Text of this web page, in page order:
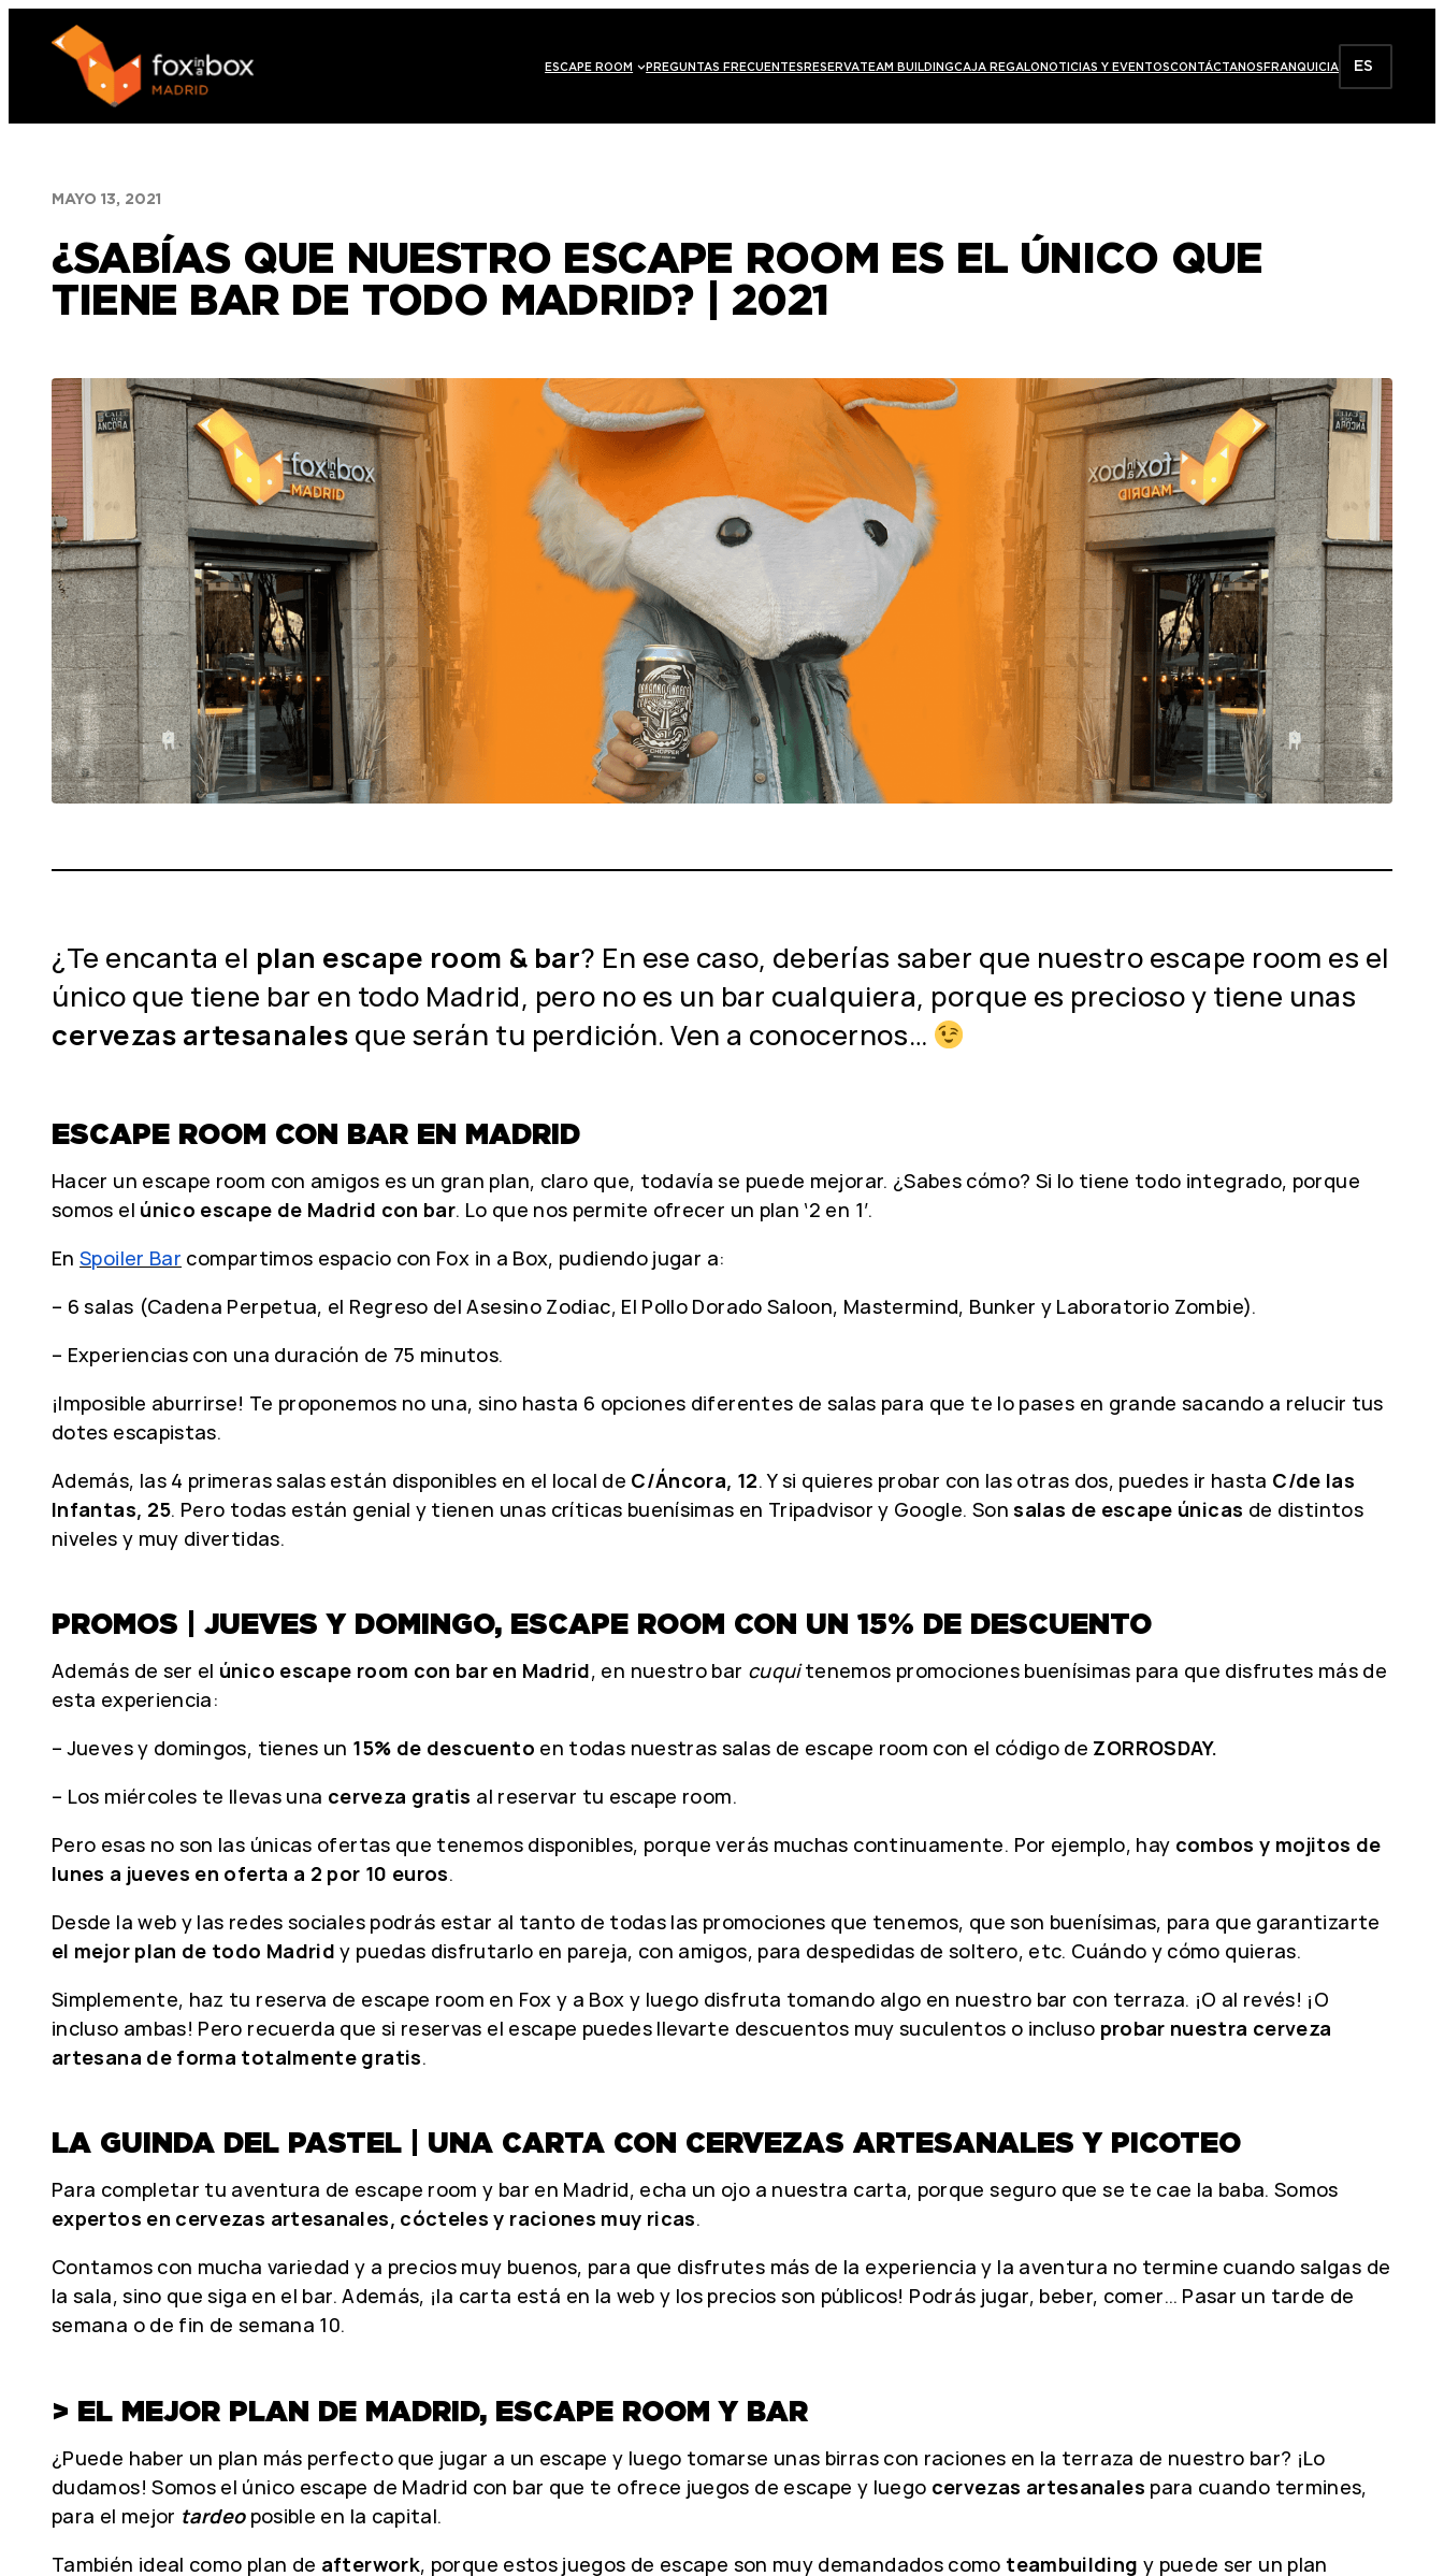
contenido
ESCAPE ROOM PREGUNTAS FRECUENTES RESERVATEAM BUILDINGCAJA REGALO NOTICIAS Y EVENTOSCONTÁCTANOS FRANQUICIA ES
MAYO 13, 2021
¿SABÍAS QUE NUESTRO ESCAPE ROOM ES EL ÚNICO QUE
TIENE BAR DE TODO MADRID? | 2021
¿Te encanta el plan escape room & bar? En ese caso, deberías saber que nuestro escape room es el
único que tiene bar en todo Madrid, pero no es un bar cualquiera, porque es precioso y tiene unas
cervezas artesanalesque serán tu perdición. Ven a conocernos…
ESCAPE ROOM CON BAR EN MADRID
Hacer un escape room con amigos es un gran plan, claro que, todavía se puede mejorar. ¿Sabes cómo? Si lo tiene todo integrado, porque
somos el único escape de Madrid con bar. Lo que nos permite ofrecer un plan ‘2 en 1’.
EnSpoiler Bar compartimos espacio con Fox in a Box, pudiendo jugar a:
– 6 salas (Cadena Perpetua, el Regreso del Asesino Zodiac, El Pollo Dorado Saloon, Mastermind, Bunker y Laboratorio Zombie).
– Experiencias con una duración de 75 minutos.
¡Imposible aburrirse! Te proponemos no una, sino hasta 6 opciones diferentes de salas para que te lo pases en grande sacando a relucir tus
dotes escapistas.
Además, las 4 primeras salas están disponibles en el local de C/Áncora, 12. Y si quieres probar con las otras dos, puedes ir hasta C/de las
Infantas, 25. Pero todas están genial y tienen unas críticas buenísimas en Tripadvisor y Google. Son salas de escape únicas de distintos
niveles y muy divertidas.
PROMOS | JUEVES Y DOMINGO, ESCAPE ROOM CON UN 15% DE DESCUENTO
Además de ser el único escape room con bar en Madrid, en nuestro bar cuquitenemos promociones buenísimas para que disfrutes más de
esta experiencia:
– Jueves y domingos, tienes un 15% de descuento en todas nuestras salas de escape room con el código de ZORROSDAY.
– Los miércoles te llevas una cerveza gratis al reservar tu escape room.
Pero esas no son las únicas ofertas que tenemos disponibles, porque verás muchas continuamente. Por ejemplo, hay combos y mojitos de
lunes a jueves en oferta a 2 por 10 euros.
Desde la web y las redes sociales podrás estar al tanto de todas las promociones que tenemos, que son buenísimas, para que garantizarte
el mejor plan de todo Madridy puedas disfrutarlo en pareja, con amigos, para despedidas de soltero, etc. Cuándo y cómo quieras.
Simplemente, haz tu reserva de escape room en Fox y a Box y luego disfruta tomando algo en nuestro bar con terraza. ¡O al revés! ¡O
incluso ambas! Pero recuerda que si reservas el escape puedes llevarte descuentos muy suculentos o incluso probar nuestra cerveza
artesana de forma totalmente gratis.
LA GUINDA DEL PASTEL | UNA CARTA CON CERVEZAS ARTESANALES Y PICOTEO
Para completar tu aventura de escape room y bar en Madrid, echa un ojo a nuestra carta, porque seguro que se te cae la baba. Somos
expertos en cervezas artesanales, cócteles y raciones muy ricas.
Contamos con mucha variedad y a precios muy buenos, para que disfrutes más de la experiencia y la aventura no termine cuando salgas de
la sala, sino que siga en el bar. Además, ¡la carta está en la web y los precios son públicos! Podrás jugar, beber, comer… Pasar un tarde de
semana o de fin de semana 10.
> EL MEJOR PLAN DE MADRID, ESCAPE ROOM Y BAR
¿Puede haber un plan más perfecto que jugar a un escape y luego tomarse unas birras con raciones en la terraza de nuestro bar? ¡Lo
dudamos! Somos el único escape de Madrid con bar que te ofrece juegos de escape y luego cervezas artesanales para cuando termines,
para el mejor tardeoposible en la capital.
También ideal como plan de afterwork, porque estos juegos de escape son muy demandados como teambuilding y puede ser un plan